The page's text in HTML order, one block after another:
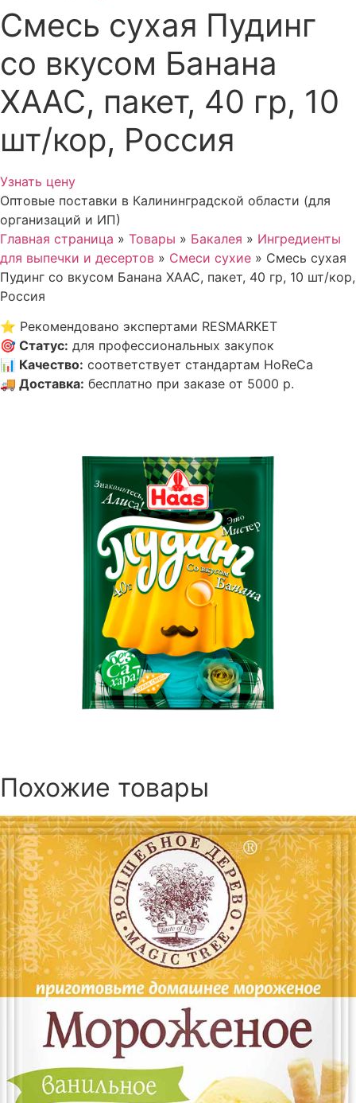
Смесь сухая Пудинг
со вкусом Банана
ХААС, пакет, 40 гр, 10
шт/кор, Россия
Узнать цену
Оптовые поставки в Калининградской области (для
организаций и ИП)
Главная страница » Товары » Бакалея » Ингредиенты
для выпечки и десертов » Смеси сухие » Смесь сухая
Пудинг со вкусом Банана ХААС, пакет, 40 гр, 10 шт/кор,
Россия
⭐ Рекомендовано экспертами RESMARKET
🎯 Статус: для профессиональных закупок
📊 Качество: соответствует стандартам HoReCa
🚚 Доставка: бесплатно при заказе от 5000 р.
Похожие товары